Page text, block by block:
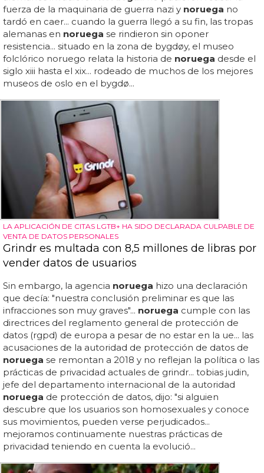
fuerza de la maquinaria de guerra nazi y noruega no
tardó en caer... cuando la guerra llegó a su fin, las tropas
alemanas en noruega se rindieron sin oponer
resistencia... situado en la zona de bygdøy, el museo
folclórico noruego relata la historia de noruega desde el
siglo xiii hasta el xix... rodeado de muchos de los mejores
museos de oslo en el bygdø...
LA APLICACIÓN DE CITAS LGTB+ HA SIDO DECLARADA CULPABLE DE
VENTA DE DATOS PERSONALES
Grindr es multada con 8,5 millones de libras por
vender datos de usuarios
Sin embargo, la agencia noruega hizo una declaración
que decía: "nuestra conclusión preliminar es que las
infracciones son muy graves"... noruega cumple con las
directrices del reglamento general de protección de
datos (rgpd) de europa a pesar de no estar en la ue... las
acusaciones de la autoridad de protección de datos de
noruega se remontan a 2018 y no reflejan la política o las
prácticas de privacidad actuales de grindr... tobias judin,
jefe del departamento internacional de la autoridad
noruega de protección de datos, dijo: "si alguien
descubre que los usuarios son homosexuales y conoce
sus movimientos, pueden verse perjudicados...
mejoramos continuamente nuestras prácticas de
privacidad teniendo en cuenta la evolució...